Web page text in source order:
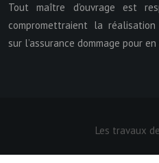
Tout maître d’ouvrage est
compromettraient la réalisation
sur l’assurance dommage pour
Les travaux